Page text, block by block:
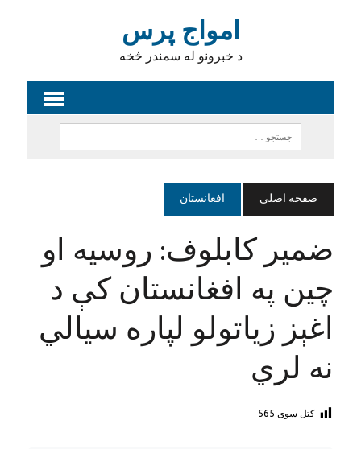
امواج پرس
د خبرونو له سمندر څخه
صفحه اصلی افغانستان
ضمیر کابلوف: روسیه او
چین په افغانستان کې د
اغېز زیاتولو لپاره سیالي
نه لري
کتل سوی 565